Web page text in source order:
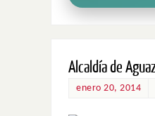
Alcaldía de
enero 20, 2014